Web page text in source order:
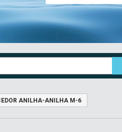
ANILHA-ANILHA M-6